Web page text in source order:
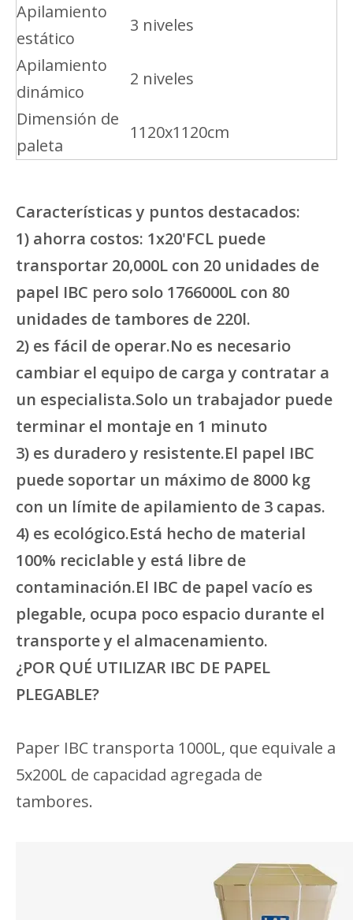
Apilamiento
estático
3 niveles
Apilamiento
dinámico
2 niveles
Dimensión de
paleta
1120x1120cm
Características y puntos destacados:
1) ahorra costos: 1x20'FCL puede
transportar 20,000L con 20 unidades de
papel IBC pero solo 1766000L con 80
unidades de tambores de 220l.
2) es fácil de operar.No es necesario
cambiar el equipo de carga y contratar a
un especialista.Solo un trabajador puede
terminar el montaje en 1 minuto
3) es duradero y resistente.El papel IBC
puede soportar un máximo de 8000 kg
con un límite de apilamiento de 3 capas.
4) es ecológico.Está hecho de material
100% reciclable y está libre de
contaminación.El IBC de papel vacío es
plegable, ocupa poco espacio durante el
transporte y el almacenamiento.
¿POR QUÉ UTILIZAR IBC DE PAPEL
PLEGABLE?
Paper IBC transporta 1000L, que equivale a
5x200L de capacidad agregada de
tambores.